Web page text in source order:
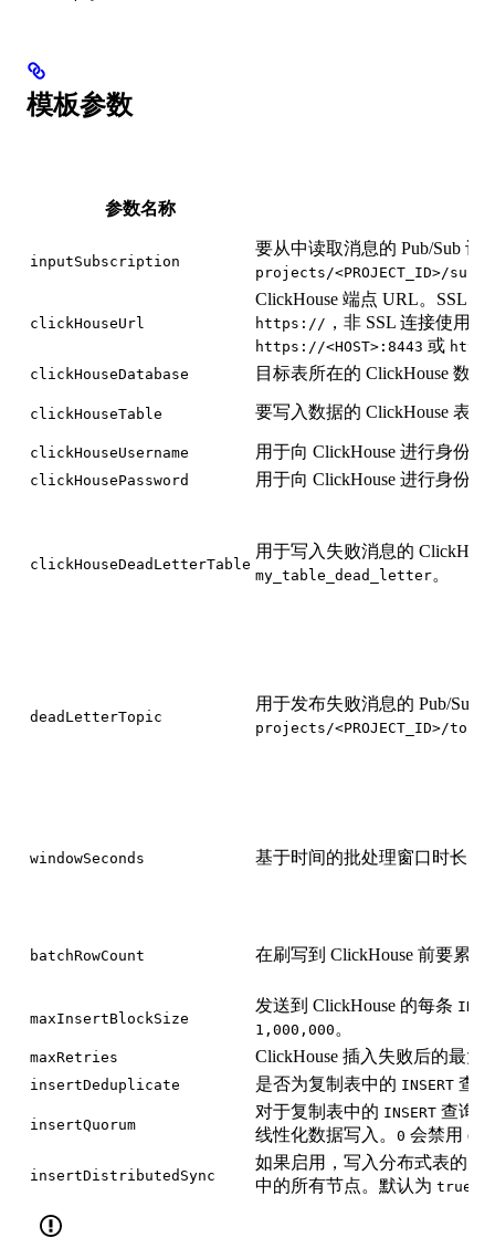
模板参数
参数名称
inputSubscription
要从中读取消息的 Pub/Sub 订
projects/<PROJECT_ID>/
clickHouseUrl
ClickHouse 端点 URL。SSL 连
https:// ，非 SSL 连接使用
https://<HOST>:8443 或
clickHouseDatabase
目标表所在的 ClickHouse 数
clickHouseTable 要写入数据的 ClickHouse 表名
clickHouseUsername 用于向 ClickHouse 进行身份
clickHousePassword 用于向 ClickHouse 进行身份
clickHouseDeadLetterTable
用于写入失败消息的
my_table_dead_letter。
deadLetterTopic
用于发布失败消息的 Pub/Sub
projects/<PROJECT_ID>/
windowSeconds 基于时间的批处理窗口时长 (
batchRowCount 在刷写到 ClickHouse 前要累积
maxInsertBlockSize
发送到 ClickHouse 的每条
1,000,000。
maxRetries ClickHouse 插入失败后的最
insertDeduplicate 是否为复制表中的 INSERT 查
insertQuorum
对于复制表中的 INSERT 查询
线性化数据写入。 0 会禁用
insertDistributedSync
如果启用，写入分布式表的
中的所有节点。默认为 true